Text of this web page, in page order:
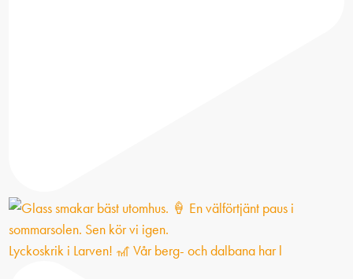
Lyckoskrik i Larven! 🎢 Vår berg- och dalbana har l